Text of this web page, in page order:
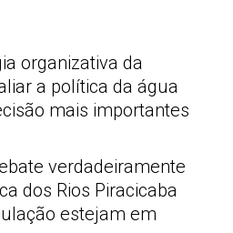
organizativa da
a política da água
mais importantes
verdadeiramente
dos Rios Piracicaba
estejam em